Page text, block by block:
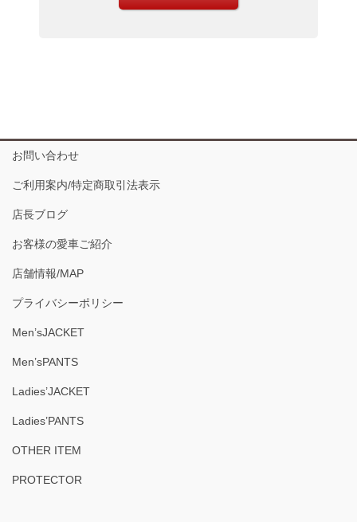
お問い合わせ
ご利用案内/特定商取引法表示
店長ブログ
お客様の愛車ご紹介
店舗情報/MAP
プライバシーポリシー
Men’sJACKET
Men’sPANTS
Ladies’JACKET
Ladies’PANTS
OTHER ITEM
PROTECTOR